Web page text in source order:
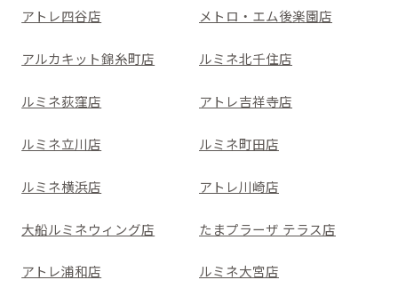
アトレ四谷店 メトロ・エム後楽園店
アルカキット錦糸町店 ルミネ北千住店
ルミネ荻窪店 アトレ吉祥寺店
ルミネ立川店 ルミネ町田店
ルミネ横浜店 アトレ川崎店
大船ルミネウィング店 たまプラーザ テラス店
アトレ浦和店 ルミネ大宮店